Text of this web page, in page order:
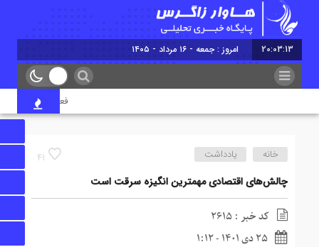
20:03:13 امروز : جمعه - ۱۶ مرداد - ۱۴۰۵
فعالیت ۷۰ ایستگاه راهداری در جاده‌های ایلام همزمان با تردد زائران اربعین
41 خانه یادداشت
چالش‌های اقتصادی مهمترین انگیزه سرقت است
کد خبر : 2615
25 دی 1401 - 1:12